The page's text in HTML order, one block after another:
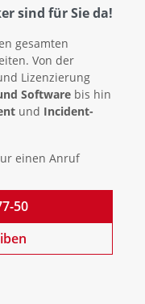
sind für Sie da!
gesamten
Von der
Lizenzierung
Software bis hin
und Incident-
einen Anruf
50